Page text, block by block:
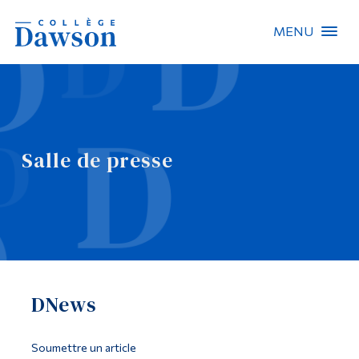
MENU
Salle de presse
DNews
Soumettre un article
Recherche sur le site
Recherche de personnes
EN
Omnivox